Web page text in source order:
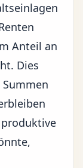
Anteil an
Dies